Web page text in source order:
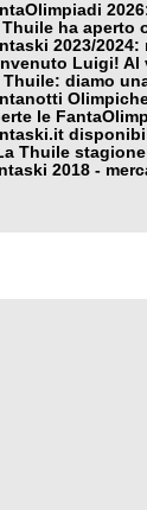
Thuile ha aperto
2023/
Luigi! Al
Thuile: diamo
le
Thuile
2018 -